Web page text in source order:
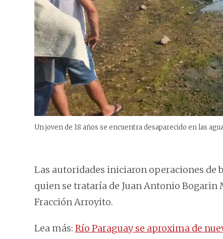
Un joven de 18 años se encuentra desaparecido en las
Las autoridades iniciaron operaciones de
quien se trataría de Juan Antonio Bogarin
Fracción Arroyito.
Lea más: Río Paraguay se aproxima de